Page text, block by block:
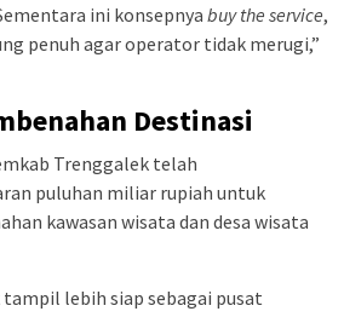
ini konsepnya buy the service,
penuh agar operator tidak merugi,”
Destinasi
Trenggalek telah
puluhan miliar rupiah untuk
kawasan wisata dan desa wisata
lebih siap sebagai pusat